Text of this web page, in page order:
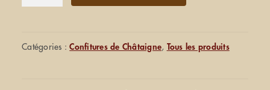
AB
Catégories :Confitures de Châtaigne, Tous les produits